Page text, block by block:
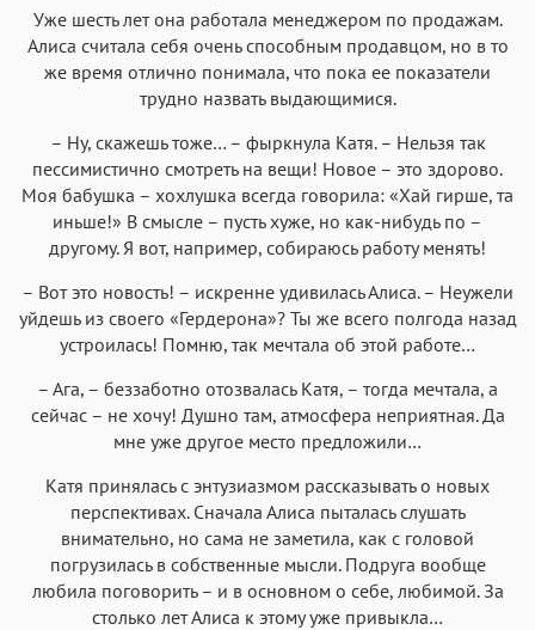
Уже шесть лет она работала менеджером по продажам.
Алиса считала себя очень способным продавцом, но в то
же время отлично понимала, что пока ее показатели
трудно назвать выдающимися.
– Ну, скажешь тоже… – фыркнула Катя. – Нельзя так
пессимистично смотреть на вещи! Новое – это здорово.
Моя бабушка – хохлушка всегда говорила: «Хай гирше, та
иньше!» В смысле – пусть хуже, но как-нибудь по –
другому. Я вот, например, собираюсь работу менять!
– Вот это новость! – искренне удивилась Алиса. – Неужели
уйдешь из своего «Гердерона»? Ты же всего полгода назад
устроилась! Помню, так мечтала об этой работе…
– Ага, – беззаботно отозвалась Катя, – тогда мечтала, а
сейчас – не хочу! Душно там, атмосфера неприятная. Да
мне уже другое место предложили…
Катя принялась с энтузиазмом рассказывать о новых
перспективах. Сначала Алиса пыталась слушать
внимательно, но сама не заметила, как с головой
погрузилась в собственные мысли. Подруга вообще
любила поговорить – и в основном о себе, любимой. За
столько лет Алиса к этому уже привыкла…